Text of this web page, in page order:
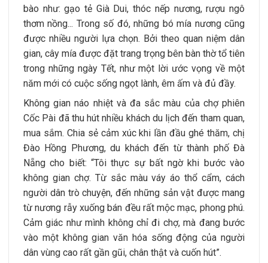
bào như: gạo tẻ Già Dui, thóc nếp nương, rượu ngô
thơm nồng... Trong số đó, những bó mía nương cũng
được nhiều người lựa chọn. Bởi theo quan niệm dân
gian, cây mía được đặt trang trọng bên bàn thờ tổ tiên
trong những ngày Tết, như một lời ước vọng về một
năm mới có cuộc sống ngọt lành, êm ấm và đủ đầy.
Không gian náo nhiệt và đa sắc màu của chợ phiên
Cốc Pài đã thu hút nhiều khách du lịch đến tham quan,
mua sắm. Chia sẻ cảm xúc khi lần đầu ghé thăm, chị
Đào Hồng Phương, du khách đến từ thành phố Đà
Nẵng cho biết: “Tôi thực sự bất ngờ khi bước vào
không gian chợ. Từ sắc màu váy áo thổ cẩm, cách
người dân trò chuyện, đến những sản vật được mang
từ nương rẫy xuống bán đều rất mộc mạc, phong phú.
Cảm giác như mình không chỉ đi chợ, mà đang bước
vào một không gian văn hóa sống động của người
dân vùng cao rất gần gũi, chân thật và cuốn hút”.